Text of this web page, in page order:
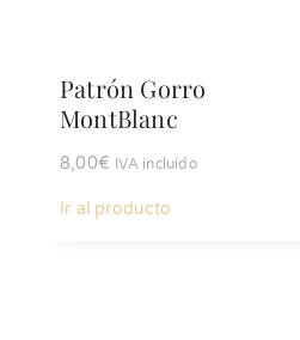
Patrón Gorro
MontBlanc
8,00€ IVA incluído
Ir al producto